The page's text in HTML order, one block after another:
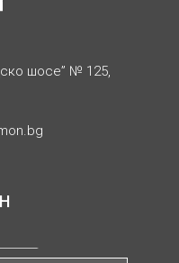
шосе” № 125,